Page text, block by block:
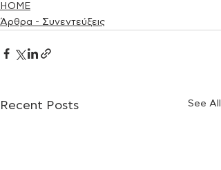
HOME
Άρθρα - Συνεντεύξεις
Recent Posts See All